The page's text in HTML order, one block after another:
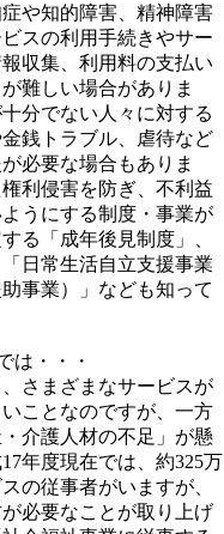
や知的障害、精神障害
スの利用手続きやサー
収集、利用料の支払い
難しい場合がありま
分でない人々に対する
銭トラブル、虐待など
必要な場合もありま
利侵害を防ぎ、不利益
うにする制度・事業が
る「成年後見制度」、
日常生活自立支援事業
事業）」なども知って
は・・・
さまざまなサービスが
ことなのですが、一方
介護人材の不足」が懸
年度現在では、約325万
の従事者がいますが、
必要なことが取り上げ